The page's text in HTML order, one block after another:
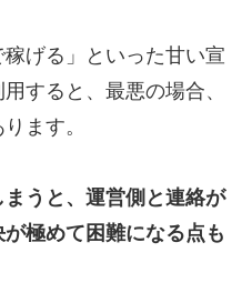
稼げる」といった甘い宣
すると、最悪の場合、
ます。
うと、運営側と連絡が
極めて困難になる点も